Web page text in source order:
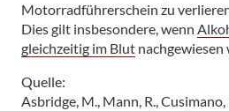
Motorradführerschein zu
Dies gilt insbesondere, wenn
gleichzeitig im Blut nachgewiesen
Quelle:
Asbridge, M., Mann, R., Cusimano,